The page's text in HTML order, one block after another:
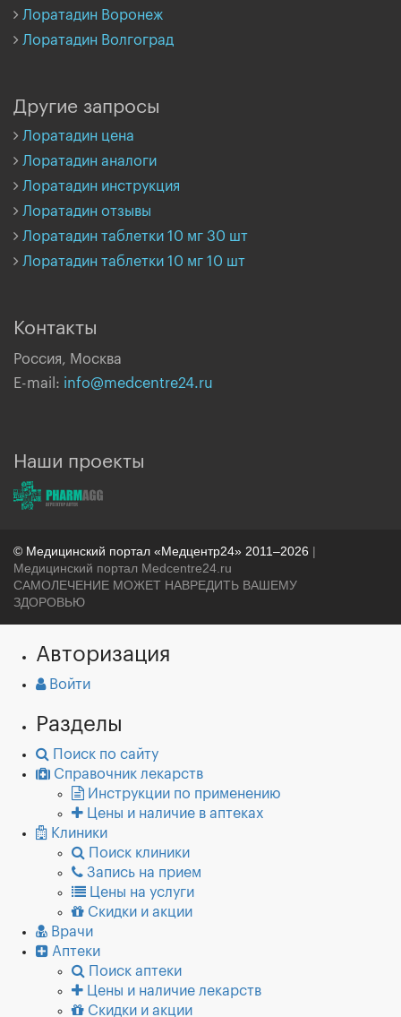
Лоратадин Воронеж
Лоратадин Волгоград
Другие запросы
Лоратадин цена
Лоратадин аналоги
Лоратадин инструкция
Лоратадин отзывы
Лоратадин таблетки 10 мг 30 шт
Лоратадин таблетки 10 мг 10 шт
Контакты
Россия, Москва
E-mail: info@medcentre24.ru
Наши проекты
© Медицинский портал «Медцентр24» 2011–2026 |
Медицинский портал Medcentre24.ru
САМОЛЕЧЕНИЕ МОЖЕТ НАВРЕДИТЬ ВАШЕМУ
ЗДОРОВЬЮ
Авторизация
Войти
Разделы
Поиск по сайту
Справочник лекарств
Инструкции по применению
Цены и наличие в аптеках
Клиники
Поиск клиники
Запись на прием
Цены на услуги
Скидки и акции
Врачи
Аптеки
Поиск аптеки
Цены и наличие лекарств
Скидки и акции